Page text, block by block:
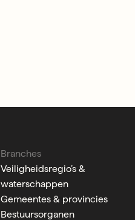
Branches
Veiligheidsregio’s &
waterschappen
Gemeentes & provincies
Bestuursorganen